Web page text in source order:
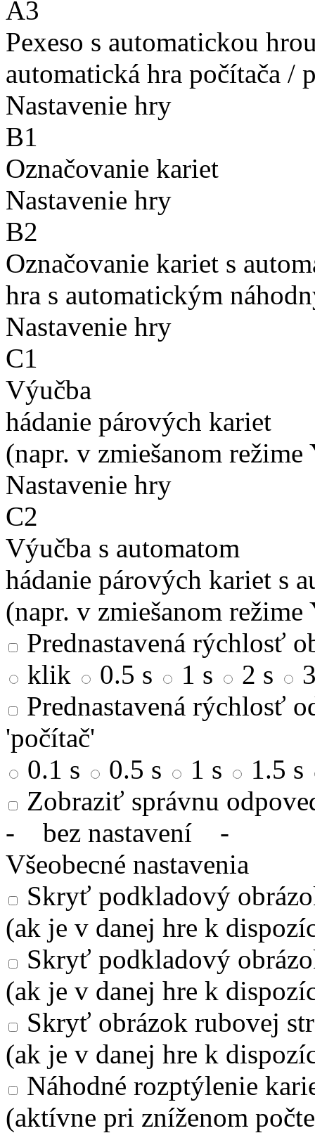
A3
Pexeso s automatickou
automatická hra počítača /
Nastavenie hry
B1
Označovanie kariet
Nastavenie hry
B2
Označovanie kariet s
hra s automatickým
Nastavenie hry
C1
Výučba
hádanie párových kariet
(napr. v zmiešanom režime
Nastavenie hry
C2
Výučba s automatom
hádanie párových kariet s
(napr. v zmiešanom režime
Prednastavená rýchlosť
klik
0.5 s 1 s 2 s
Prednastavená rýchlosť
'počítač'
0.1 s
0.5 s 1 s
1.5 s
Zobraziť správnu
- bez nastavení -
Všeobecné nastavenia
Skryť podkladový
(ak je v danej hre k
Skryť podkladový
(ak je v danej hre k
Skryť obrázok rubovej
(ak je v danej hre k
Náhodné rozptýlenie
(aktívne pri zníženom